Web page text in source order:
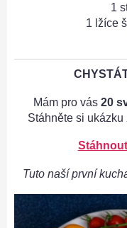
1
1 lžíce
Mám pro vás 20
Stáhněte si ukázku
Tuto naší první